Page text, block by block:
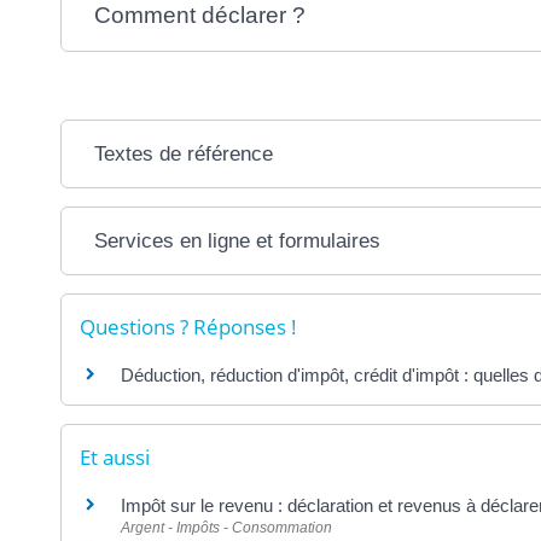
Comment déclarer ?
Textes de référence
Services en ligne et formulaires
Questions ? Réponses !
Déduction, réduction d'impôt, crédit d'impôt : quelles
Et aussi
Impôt sur le revenu : déclaration et revenus à
Argent - Impôts - Consommation